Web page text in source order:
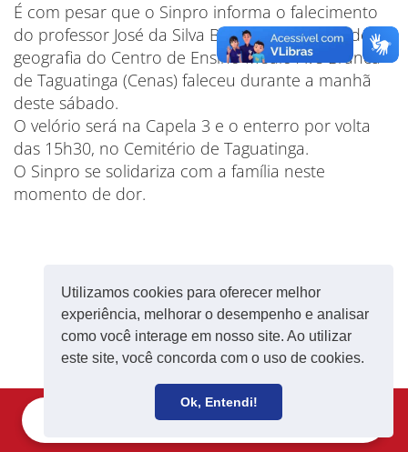
Utilizamos cookies para oferecer melhor
experiência, melhorar o desempenho e analisar
como você interage em nosso site. Ao utilizar
este site, você concorda com o uso de cookies.
Ok, Entendi!
É com pesar que o Sinpro informa o falecimento
do professor José da Silva Brasil. O professor de
geografia do Centro de Ensino Médio Ave Branca
de Taguatinga (Cenas) faleceu durante a manhã
deste sábado.
O velório será na Capela 3 e o enterro por volta
das 15h30, no Cemitério de Taguatinga.
O Sinpro se solidariza com a família neste
momento de dor.
Receba notícias